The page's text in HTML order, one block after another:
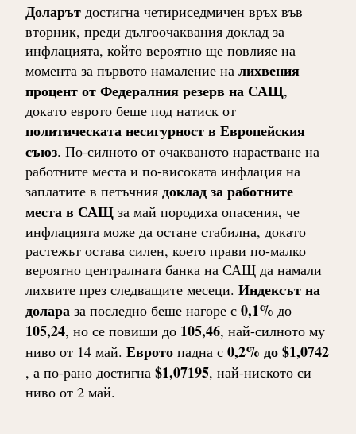
Доларътдостигна четириседмичен връх във
вторник, преди дългоочаквания доклад за
инфлацията, който вероятно ще повлияе на
момента за първото намаление на лихвения
процент от Федералния резерв на САЩ,
докато еврото беше под натиск от
политическата несигурност в Европейския
съюз. По-силното от очакваното нарастване на
работните места и по-високата инфлация на
заплатите в петъчния доклад за работните
места в САЩза май породиха опасения, че
инфлацията може да остане стабилна, докато
растежът остава силен, което прави по-малко
вероятно централната банка на САЩ да намали
лихвите през следващите месеци. Индексът на
долараза последно беше нагоре с 0,1% до
105,24, но се повиши до105,46, най-силното му
ниво от 14 май. Евротопадна с 0,2% до $1,0742
, а по-рано достигна $1,07195, най-ниското си
ниво от 2 май.